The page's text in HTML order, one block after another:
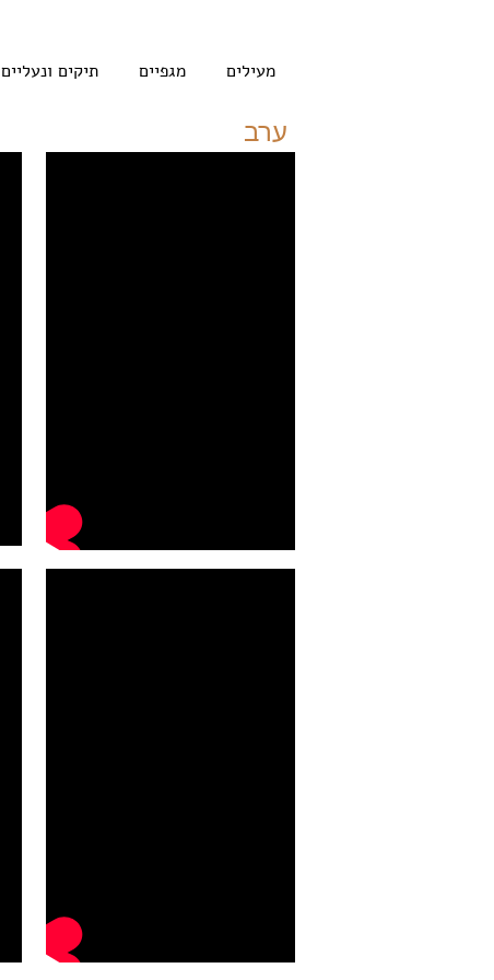
תיקים ונעליים מגפיים מעילים
ערב